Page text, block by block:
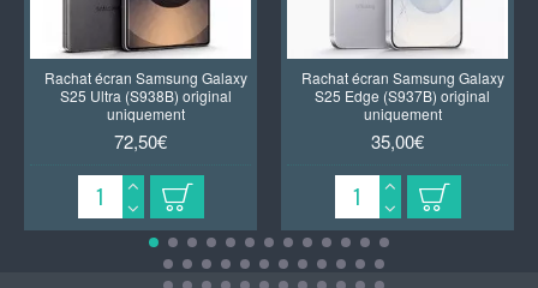
Rachat écran Samsung Galaxy
S25 Ultra (S938B) original
uniquement
72,50€
Rachat écran Samsung Galaxy
S25 Edge (S937B) original
uniquement
35,00€